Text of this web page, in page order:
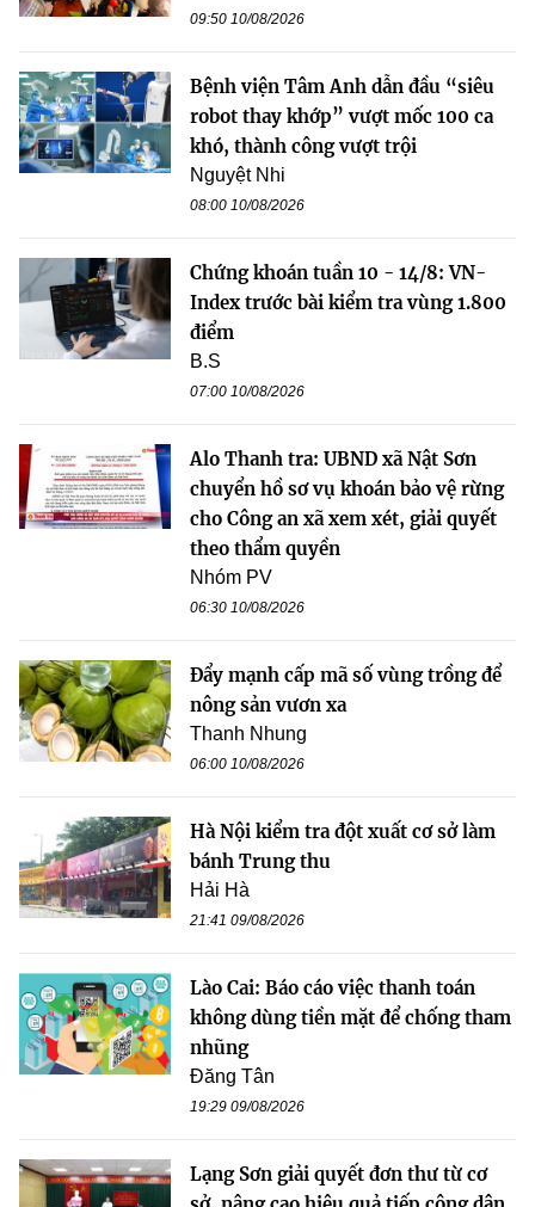
09:50 10/08/2026
Bệnh viện Tâm Anh dẫn đầu “siêu
robot thay khớp” vượt mốc 100 ca
khó, thành công vượt trội
Nguyệt Nhi
08:00 10/08/2026
Chứng khoán tuần 10 - 14/8: VN-
Index trước bài kiểm tra vùng 1.800
điểm
B.S
07:00 10/08/2026
Alo Thanh tra: UBND xã Nật Sơn
chuyển hồ sơ vụ khoán bảo vệ rừng
cho Công an xã xem xét, giải quyết
theo thẩm quyền
Nhóm PV
06:30 10/08/2026
Đẩy mạnh cấp mã số vùng trồng để
nông sản vươn xa
Thanh Nhung
06:00 10/08/2026
Hà Nội kiểm tra đột xuất cơ sở làm
bánh Trung thu
Hải Hà
21:41 09/08/2026
Lào Cai: Báo cáo việc thanh toán
không dùng tiền mặt để chống tham
nhũng
Đăng Tân
19:29 09/08/2026
Lạng Sơn giải quyết đơn thư từ cơ